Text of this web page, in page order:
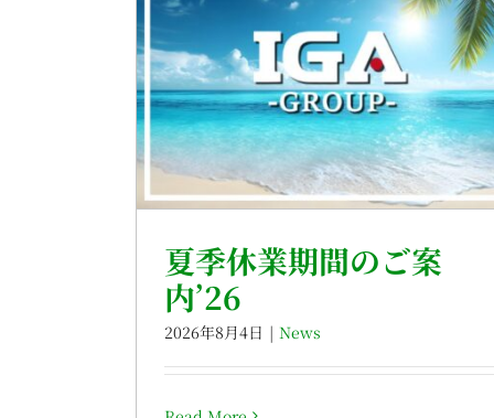
夏季休業期間のご案
内’26
2026年8月4日 | News